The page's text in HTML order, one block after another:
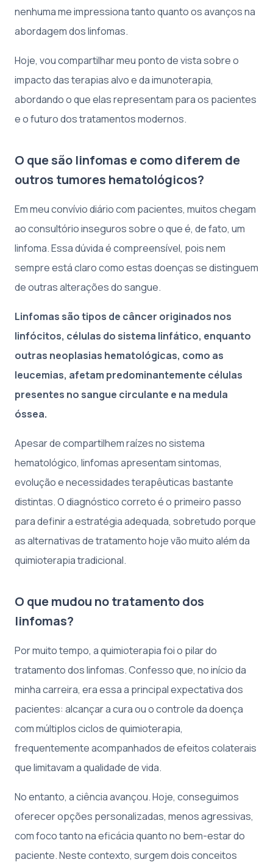
nenhuma me impressiona tanto quanto os avanços na
abordagem dos linfomas.
Hoje, vou compartilhar meu ponto de vista sobre o
impacto das terapias alvo e da imunoterapia,
abordando o que elas representam para os pacientes
e o futuro dos tratamentos modernos.
O que são linfomas e como diferem de
outros tumores hematológicos?
Em meu convívio diário com pacientes, muitos chegam
ao consultório inseguros sobre o que é, de fato, um
linfoma. Essa dúvida é compreensível, pois nem
sempre está claro como estas doenças se distinguem
de outras alterações do sangue.
Linfomas são tipos de câncer originados nos
linfócitos, células do sistema linfático, enquanto
outras neoplasias hematológicas, como as
leucemias, afetam predominantemente células
presentes no sangue circulante e na medula
óssea.
Apesar de compartilhem raízes no sistema
hematológico, linfomas apresentam sintomas,
evolução e necessidades terapêuticas bastante
distintas. O diagnóstico correto é o primeiro passo
para definir a estratégia adequada, sobretudo porque
as alternativas de tratamento hoje vão muito além da
quimioterapia tradicional.
O que mudou no tratamento dos
linfomas?
Por muito tempo, a quimioterapia foi o pilar do
tratamento dos linfomas. Confesso que, no início da
minha carreira, era essa a principal expectativa dos
pacientes: alcançar a cura ou o controle da doença
com múltiplos ciclos de quimioterapia,
frequentemente acompanhados de efeitos colaterais
que limitavam a qualidade de vida.
No entanto, a ciência avançou. Hoje, conseguimos
oferecer opções personalizadas, menos agressivas,
com foco tanto na eficácia quanto no bem-estar do
paciente. Neste contexto, surgem dois conceitos